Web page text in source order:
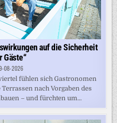
auf die Sicherheit
Gäste“
08-2026
fühlen sich Gastronomen
nach Vorgaben des
– und fürchten um...